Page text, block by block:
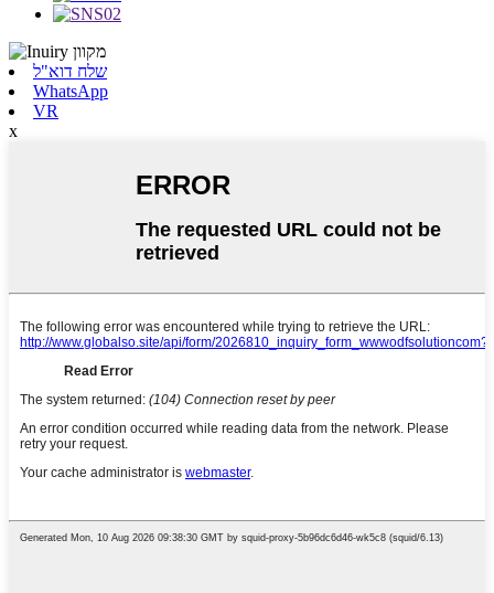
שלח דוא"ל
WhatsApp
VR
x